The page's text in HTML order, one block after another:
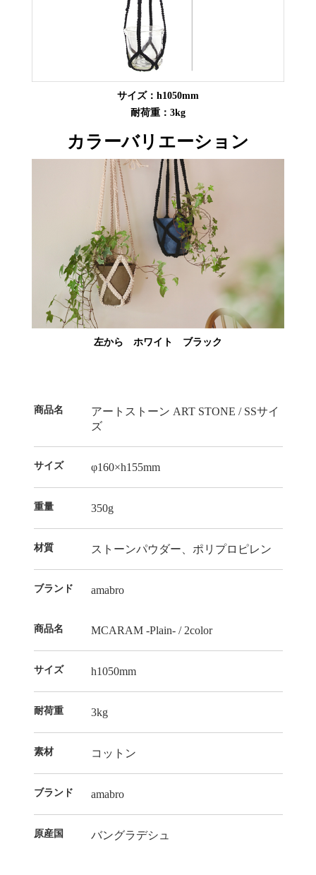
サイズ：h1050mm
耐荷重：3kg
カラーバリエーション
左から ホワイト ブラック
商品名
アートストーン ART STONE / SSサイ
ズ
サイズ φ160×h155mm
重量 350g
材質 ストーンパウダー、ポリプロピレン
ブランド amabro
商品名 MCARAM -Plain- / 2color
サイズ h1050mm
耐荷重 3kg
素材 コットン
ブランド amabro
原産国 バングラデシュ